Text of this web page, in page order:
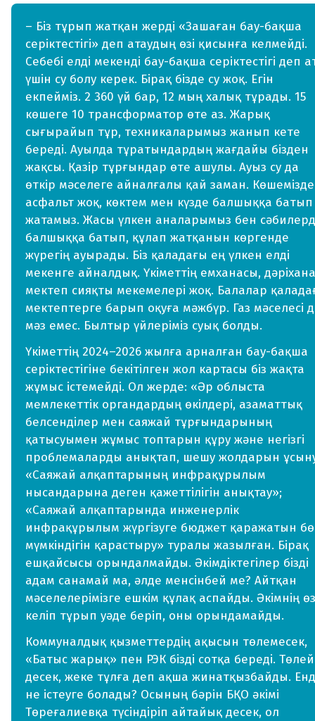
– Біз тұрып жатқан жерді «Зашаған бау-бақша
серіктестігі» деп атаудың өзі қисынға келмейді.
Себебі елді мекенді бау-бақша серіктестігі деп
үшін су болу керек. Бірақ бізде су жоқ. Егін
екпейміз. 2 360 үй бар, 12 мың халық тұрады. 15
көшеге 10 трансформатор өте аз. Жарық
сығырайып тұр, техникаларымыз жанып кете
береді. Ауылда тұратындардың жағдайы бізден
жақсы. Қазір тұрғындар өте ашулы. Ауыз су да
өткір мәселеге айналғалы қай заман. Көшемізде
асфальт жоқ, көктем мен күзде балшыққа батып
жатамыз. Жасы үлкен аналарымыз бен
балшыққа батып, құлап жатқанын көргенде
жүрегің ауырады. Біз қаладағы ең үлкен елді
мекенге айналдық. Үкіметтің емханасы,
мектеп сияқты мекемелері жоқ. Балалар
мектептерге барып оқуға мәжбүр. Газ мәселесі
мәз емес. Былтыр үйлеріміз суық болды.
Үкіметтің 2024–2026 жылға арналған бау-бақша
серіктестігіне бекітілген жол картасы біз жақта
жұмыс істемейді. Ол жерде: «Әр облыста
мемлекеттік органдардың өкілдері, азаматтық
белсенділер мен саяжай тұрғындарының
қатысуымен жұмыс топтарын құру және негізгі
проблемаларды анықтап, шешу жолдарын
«Саяжай алқаптарының инфрақұрылым
нысандарына деген қажеттілігін анықтау»;
«Саяжай алқаптарында инженерлік
инфрақұрылым жүргізуге бюджет қаражатын
мүмкіндігін қарастыру» туралы жазылған. Бірақ
ешқайсысы орындалмайды. Әкімдіктегілер бізді
адам санамай ма, әлде менсінбей ме? Айтқан
мәселелерімізге ешкім құлақ аспайды. Әкімнің
келіп тұрып уәде беріп, оны орындамайды.
Коммуналдық қызметтердің ақысын төлемесек,
«Батыс жарық» пен РЭК бізді сотқа береді.
десек, жеке тұлға деп ақша жинатқызбайды.
не істеуге болады? Осының бәрін БҚО әкімі
Төреғалиевқа түсіндіріп айтайық десек, ол